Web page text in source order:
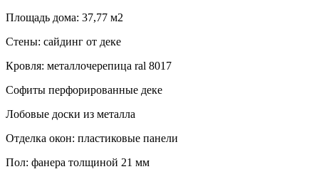
Площадь дома: 37,77 м2
Стены: сайдинг от деке
Кровля: металлочерепица ral 8017
Софиты перфорированные деке
Лобовые доски из металла
Отделка окон: пластиковые панели
Пол: фанера толщиной 21 мм